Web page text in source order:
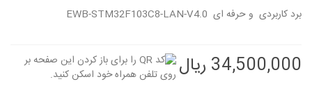
برد کاربردی و حرفه ای EWB-STM32F103C8-LAN-V4.0
34,500,000 ریال